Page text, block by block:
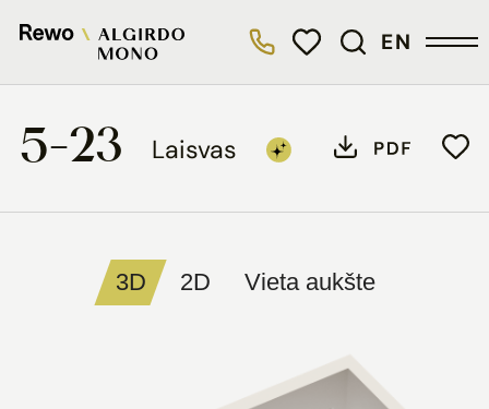
EN
5-23 Laisvas
3D 2D Vieta aukšte